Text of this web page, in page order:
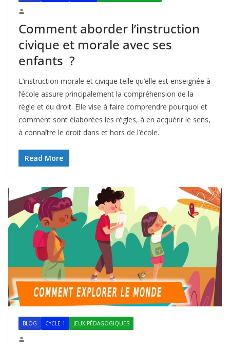
Comment aborder l’instruction
civique et morale avec ses
enfants ?
L’instruction morale et civique telle qu’elle est enseignée à
l’école assure principalement la compréhension de la
règle et du droit. Elle vise à faire comprendre pourquoi et
comment sont élaborées les règles, à en acquérir le sens,
à connaître le droit dans et hors de l’école.
Read More
BLOG CYCLE 1 JEUX PÉDAGOGIQUES